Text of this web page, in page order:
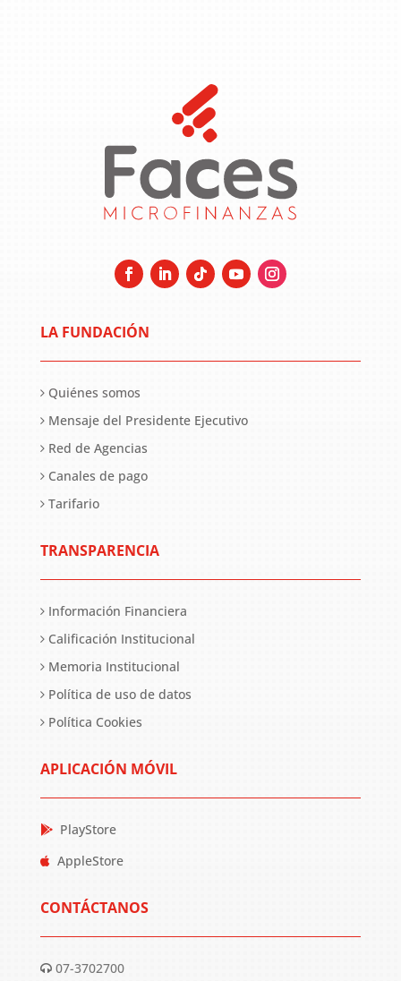
LA FUNDACIÓN
Quiénes somos
Mensaje del Presidente Ejecutivo
Red de Agencias
Canales de pago
Tarifario
TRANSPARENCIA
Información Financiera
Calificación Institucional
Memoria Institucional
Política de uso de datos
Política Cookies
APLICACIÓN MÓVIL
PlayStore
AppleStore
CONTÁCTANOS
07-3702700